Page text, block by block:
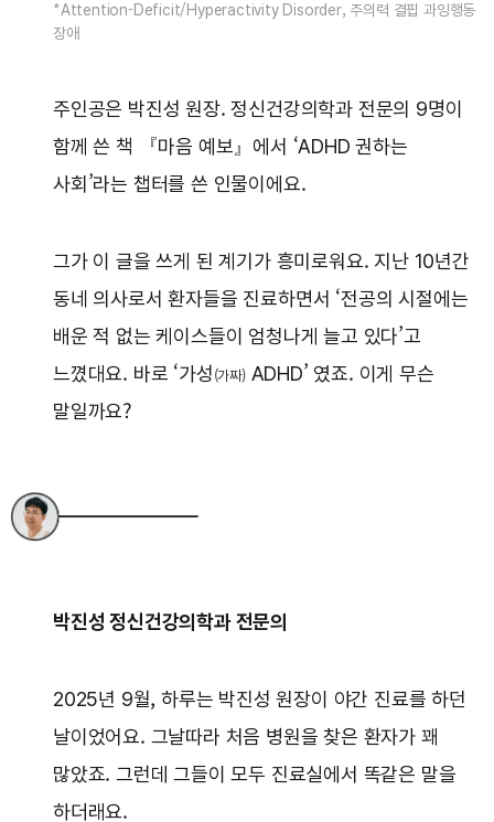
*Attention-Deficit/Hyperactivity Disorder, 주의력 결핍 과잉행동
장애
주인공은 박진성 원장. 정신건강의학과 전문의 9명이
함께 쓴 책 『마음 예보』에서 ‘ADHD 권하는
사회’라는 챕터를 쓴 인물이에요.
그가 이 글을 쓰게 된 계기가 흥미로워요. 지난 10년간
동네 의사로서 환자들을 진료하면서 ‘전공의 시절에는
배운 적 없는 케이스들이 엄청나게 늘고 있다’고
느꼈대요. 바로 ‘가성 (가짜)ADHD’ 였죠. 이게 무슨
말일까요?
박진성 정신건강의학과 전문의
2025년 9월, 하루는 박진성 원장이 야간 진료를 하던
날이었어요. 그날따라 처음 병원을 찾은 환자가 꽤
많았죠. 그런데 그들이 모두 진료실에서 똑같은 말을
하더래요.